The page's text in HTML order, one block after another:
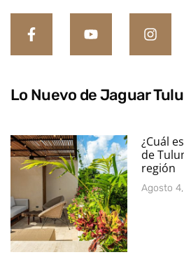
Lo Nuevo de Jaguar
¿Cuál
de
región
Agosto